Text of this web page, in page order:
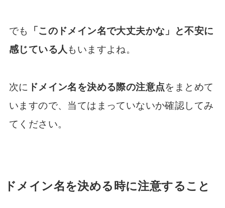
でも
「このドメイン名で大丈夫かな」と不安に
感じている人 もいますよね。
次に ドメイン名を決める際の注意点をまとめて
いますので、当てはまっていないか確認してみ
てください。
ドメイン名を決める時に注意すること